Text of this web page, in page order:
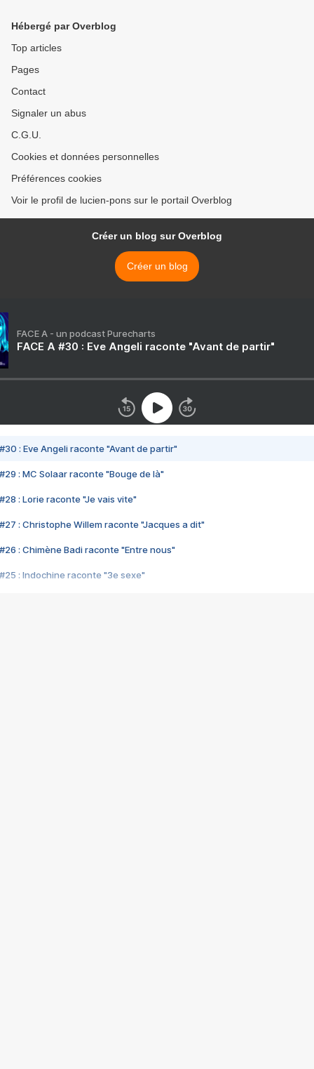
Hébergé par Overblog
Top articles
Pages
Contact
Signaler un abus
C.G.U.
Cookies et données personnelles
Préférences cookies
Voir le profil de lucien-pons sur le portail Overblog
Créer un blog sur Overblog
Créer un blog
FACE A - un podcast Purecharts
FACE A #30 : Eve Angeli raconte "Avant de partir"
#30 : Eve Angeli raconte "Avant de partir"
#29 : MC Solaar raconte "Bouge de là"
#28 : Lorie raconte "Je vais vite"
#27 : Christophe Willem raconte "Jacques a dit"
#26 : Chimène Badi raconte "Entre nous"
#25 : Indochine raconte "3e sexe"